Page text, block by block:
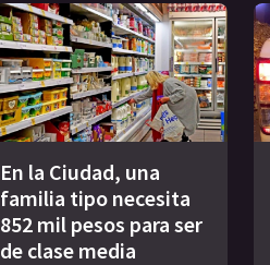
En la Ciudad, una
familia tipo necesita
852 mil pesos para ser
de clase media